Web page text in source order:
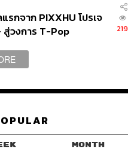
กจาก PIXXHU โปรเจ
สู่วงการ T-Pop
219
MONTH